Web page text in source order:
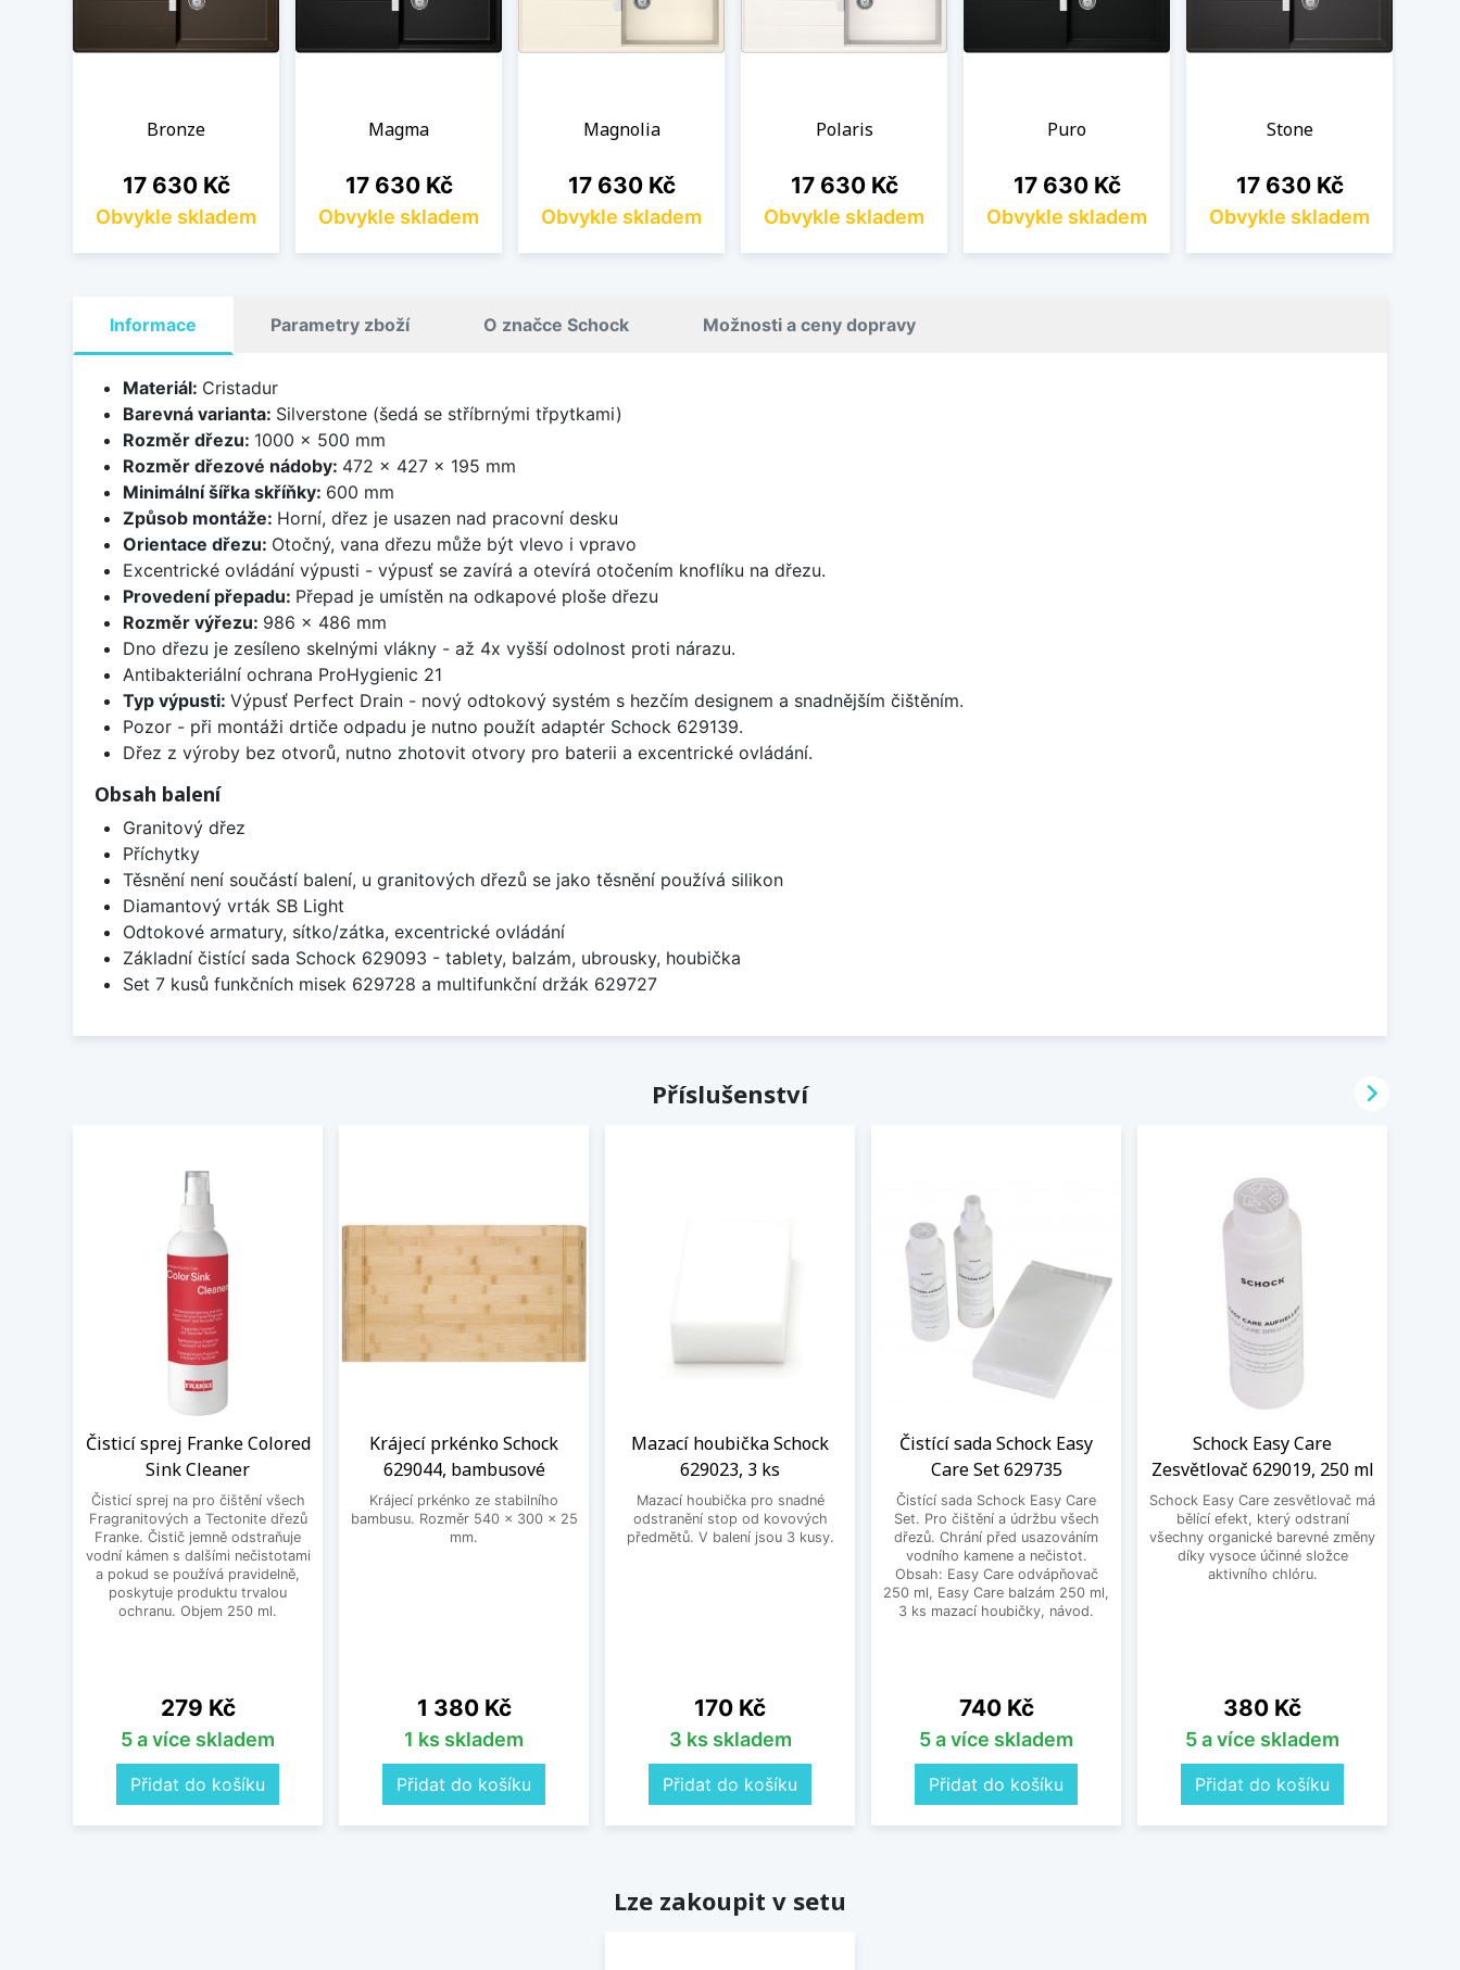
Bronze
Cena
17 630 Kč
Obvykle skladem
Magma
Cena
17 630 Kč
Obvykle skladem
Magnolia
Cena
17 630 Kč
Obvykle skladem
Polaris
Cena
17 630 Kč
Obvykle skladem
Puro
Cena
17 630 Kč
Obvykle skladem
Stone
Cena
17 630 Kč
Obvykle skladem
Informace Parametry zboží O značce Schock Možnosti a ceny dopravy
Materiál: Cristadur
Barevná varianta: Silverstone (šedá se stříbrnými třpytkami)
Rozměr dřezu: 1000 x 500 mm
Rozměr dřezové nádoby: 472 x 427 x 195 mm
Minimální šířka skříňky: 600 mm
Způsob montáže: Horní, dřez je usazen nad pracovní desku
Orientace dřezu: Otočný, vana dřezu může být vlevo i vpravo
Excentrické ovládání výpusti - výpusť se zavírá a otevírá otočením knoflíku na dřezu.
Provedení přepadu: Přepad je umístěn na odkapové ploše dřezu
Rozměr výřezu: 986 x 486 mm
Dno dřezu je zesíleno skelnými vlákny - až 4x vyšší odolnost proti nárazu.
Antibakteriální ochrana ProHygienic 21
Typ výpusti: Výpusť Perfect Drain - nový odtokový systém s hezčím designem a snadnějším čištěním.
Pozor - při montáži drtiče odpadu je nutno použít adaptér Schock 629139.
Dřez z výroby bez otvorů, nutno zhotovit otvory pro baterii a excentrické ovládání.
Obsah balení
Granitový dřez
Příchytky
Těsnění není součástí balení, u granitových dřezů se jako těsnění používá silikon
Diamantový vrták SB Light
Odtokové armatury, sítko/zátka, excentrické ovládání
Základní čistící sada Schock 629093 - tablety, balzám, ubrousky, houbička
Set 7 kusů funkčních misek 629728 a multifunkční držák 629727
Příslušenství
Čisticí sprej Franke Colored
Sink Cleaner
Čisticí sprej na pro čištění všech
Fragranitových a Tectonite dřezů
Franke. Čistič jemně odstraňuje
vodní kámen s dalšími nečistotami
a pokud se používá pravidelně,
poskytuje produktu trvalou
ochranu. Objem 250 ml.
Cena
279 Kč
5 a více skladem
Přidat do košíku
Krájecí prkénko Schock
629044, bambusové
Krájecí prkénko ze stabilního
bambusu. Rozměr 540 x 300 x 25
mm.
Cena
1 380 Kč
1 ks skladem
Přidat do košíku
Mazací houbička Schock
629023, 3 ks
Mazací houbička pro snadné
odstranění stop od kovových
předmětů. V balení jsou 3 kusy.
Cena
170 Kč
3 ks skladem
Přidat do košíku
Čistící sada Schock Easy
Care Set 629735
Čistící sada Schock Easy Care
Set. Pro čištění a údržbu všech
dřezů. Chrání před usazováním
vodního kamene a nečistot.
Obsah: Easy Care odvápňovač
250 ml, Easy Care balzám 250 ml,
3 ks mazací houbičky, návod.
Cena
740 Kč
5 a více skladem
Přidat do košíku
Schock Easy Care
Zesvětlovač 629019, 250 ml
Schock Easy Care zesvětlovač má
bělící efekt, který odstraní
všechny organické barevné změny
díky vysoce účinné složce
aktivního chlóru.
Cena
380 Kč
5 a více skladem
Přidat do košíku

Lze zakoupit v setu